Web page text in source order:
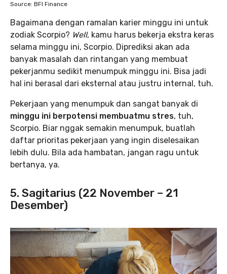
Source: BFI Finance
Bagaimana dengan ramalan karier minggu ini untuk
zodiak Scorpio? Well, kamu harus bekerja ekstra keras
selama minggu ini, Scorpio. Diprediksi akan ada
banyak masalah dan rintangan yang membuat
pekerjanmu sedikit menumpuk minggu ini. Bisa jadi
hal ini berasal dari eksternal atau justru internal, tuh.
Pekerjaan yang menumpuk dan sangat banyak di
minggu ini berpotensi membuatmu stres, tuh,
Scorpio. Biar nggak semakin menumpuk, buatlah
daftar prioritas pekerjaan yang ingin diselesaikan
lebih dulu. Bila ada hambatan, jangan ragu untuk
bertanya, ya.
5. Sagitarius (22 November – 21
Desember)